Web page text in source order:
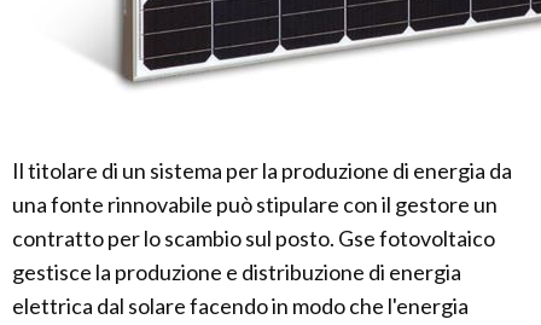
Il titolare di un sistema per la produzione di energia da
una fonte rinnovabile può stipulare con il gestore un
contratto per lo scambio sul posto. Gse fotovoltaico
gestisce la produzione e distribuzione di energia
elettrica dal solare facendo in modo che l'energia